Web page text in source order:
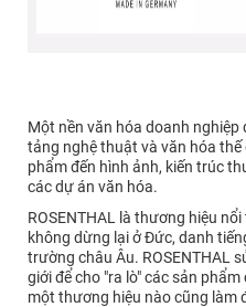
Một nền văn hóa doanh
tảng nghệ thuật và văn hóa
phẩm đến hình ảnh, kiến trúc
các dự án văn hóa.
ROSENTHAL là thương hiệu
không dừng lại ở Đức, danh
trường châu Âu. ROSENTHAL
giới để cho "ra lò" các sản
một thương hiệu nào cũng làm